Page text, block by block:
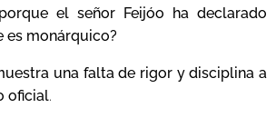
el señor Feijóo ha declarado
es monárquico?
una falta de rigor y disciplina a
oficial.